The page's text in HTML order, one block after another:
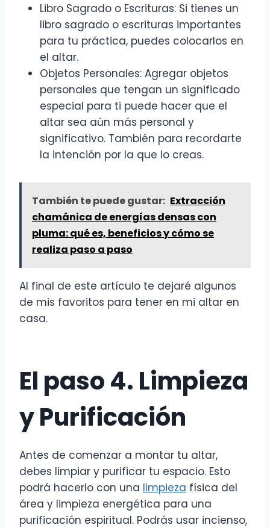
Libro Sagrado o Escrituras: Si tienes un
libro sagrado o escrituras importantes
para tu práctica, puedes colocarlos en
el altar.
Objetos Personales: Agregar objetos
personales que tengan un significado
especial para ti puede hacer que el
altar sea aún más personal y
significativo. También para recordarte
la intención por la que lo creas.
También te puede gustar: Extracción
chamánica de energías densas con
pluma: qué es, beneficios y cómo se
realiza paso a paso
Al final de este artículo te dejaré algunos
de mis favoritos para tener en mi altar en
casa.
El paso 4. Limpieza
y Purificación
Antes de comenzar a montar tu altar,
debes limpiar y purificar tu espacio. Esto
podrá hacerlo con una limpieza física del
área y limpieza energética para una
purificación espiritual. Podrás usar incienso,